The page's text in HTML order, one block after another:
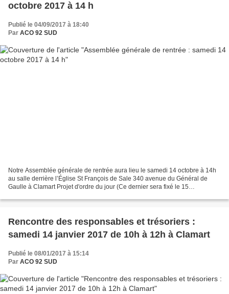
octobre 2017 à 14 h
Publié le 04/09/2017 à 18:40
Par ACO 92 SUD
Notre Assemblée générale de rentrée aura lieu le samedi 14 octobre à 14h
au salle derrière l’Église St François de Sale 340 avenue du Général de
Gaulle à Clamart Projet d'ordre du jour (Ce dernier sera fixé le 15
Rencontre des responsables et trésoriers :
samedi 14 janvier 2017 de 10h à 12h à Clamart
Publié le 08/01/2017 à 15:14
Par ACO 92 SUD